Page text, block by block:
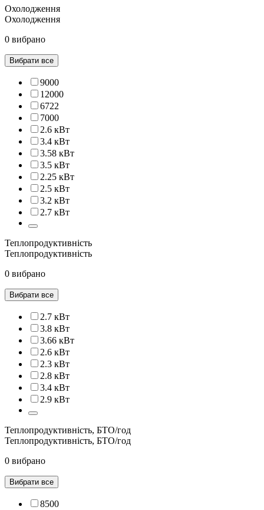
Охолодження
Охолодження
0 вибрано
Вибрати все
9000
12000
6722
7000
2.6 кВт
3.4 кВт
3.58 кВт
3.5 кВт
2.25 кВт
2.5 кВт
3.2 кВт
2.7 кВт
Теплопродуктивність
Теплопродуктивність
0 вибрано
Вибрати все
2.7 кВт
3.8 кВт
3.66 кВт
2.6 кВт
2.3 кВт
2.8 кВт
3.4 кВт
2.9 кВт
Теплопродуктивність, БТО/год
Теплопродуктивність, БТО/год
0 вибрано
Вибрати все
8500